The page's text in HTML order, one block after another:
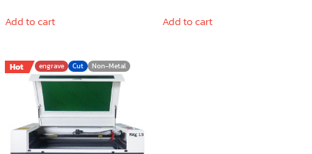
Add to cart Add to cart
Hot engrave Cut Non-Metal